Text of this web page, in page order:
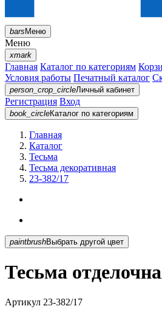
barsМеню
Меню
xmark
Главная Каталог по категориям
Условия работы Печатный каталог
person_crop_circleЛичный кабинет
Регистрация Вход
book_circleКаталог по категориям
Главная
Каталог
Тесьма
Тесьма декоративная
23-382/17
paintbrush Выбрать другой цвет
Тесьма
Артикул 23-382/17